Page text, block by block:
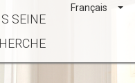
SEINE
Français